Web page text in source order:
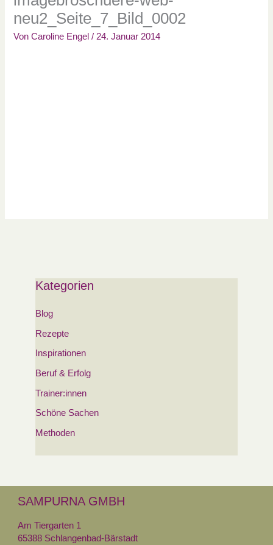
neu2_Seite_7_Bild_0002
VonCaroline Engel/ 24. Januar 2014
Kategorien
Blog
Rezepte
Inspirationen
Beruf & Erfolg
Trainer:innen
Schöne Sachen
Methoden
SAMPURNA GMBH
Am Tiergarten 1
65388 Schlangenbad-Bärstadt